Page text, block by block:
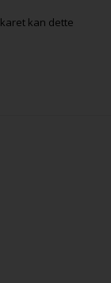
kan dette